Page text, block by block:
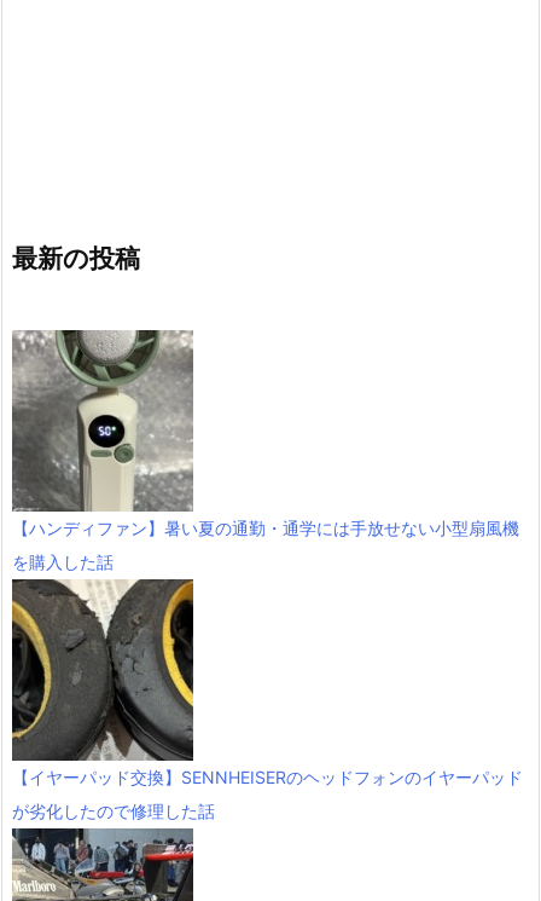
最新の投稿
【ハンディファン】暑い夏の通勤・通学には手放せない小型扇風機
を購入した話
【イヤーパッド交換】SENNHEISERのヘッドフォンのイヤーパッド
が劣化したので修理した話